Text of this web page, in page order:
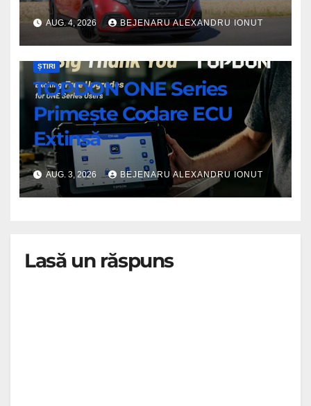
AUG. 4, 2026 BEJENARU ALEXANDRU IONUT
ȘTIRI
TOPDON ONE Series
Primește Codare ECU
Extinsă
AUG. 3, 2026 BEJENARU ALEXANDRU IONUT
Lasă un răspuns